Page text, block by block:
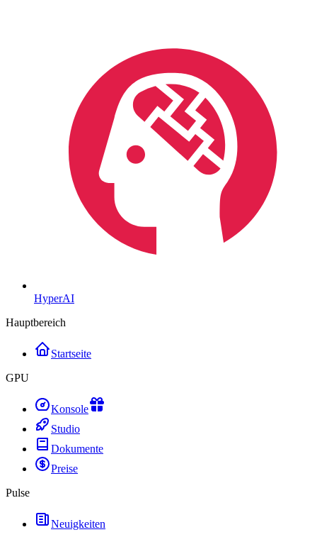
HyperAI
Hauptbereich
Startseite
GPU
Konsole
Studio
Dokumente
Preise
Pulse
Neuigkeiten